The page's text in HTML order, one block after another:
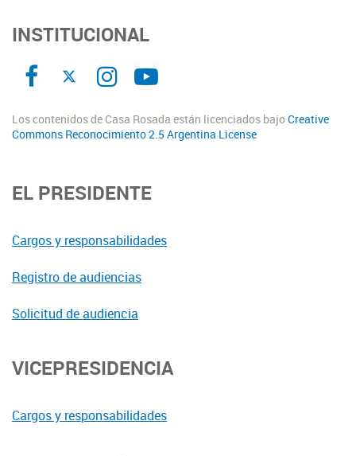
INSTITUCIONAL
Los contenidos de Casa Rosada están licenciados bajoCreative
Commons Reconocimiento 2.5 Argentina License
EL PRESIDENTE
Cargos y responsabilidades
Registro de audiencias
Solicitud de audiencia
VICEPRESIDENCIA
Cargos y responsabilidades